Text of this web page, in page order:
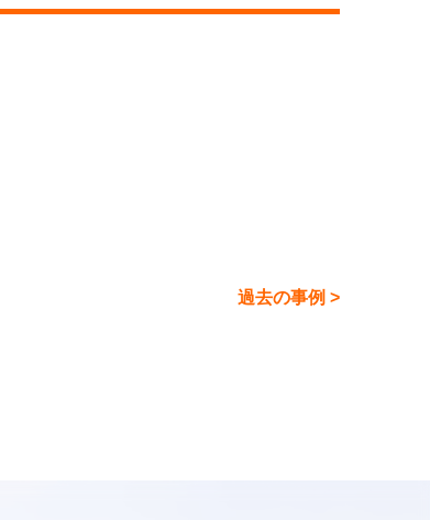
過去の事例 >